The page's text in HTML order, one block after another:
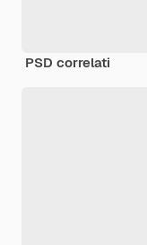
PSD correlati